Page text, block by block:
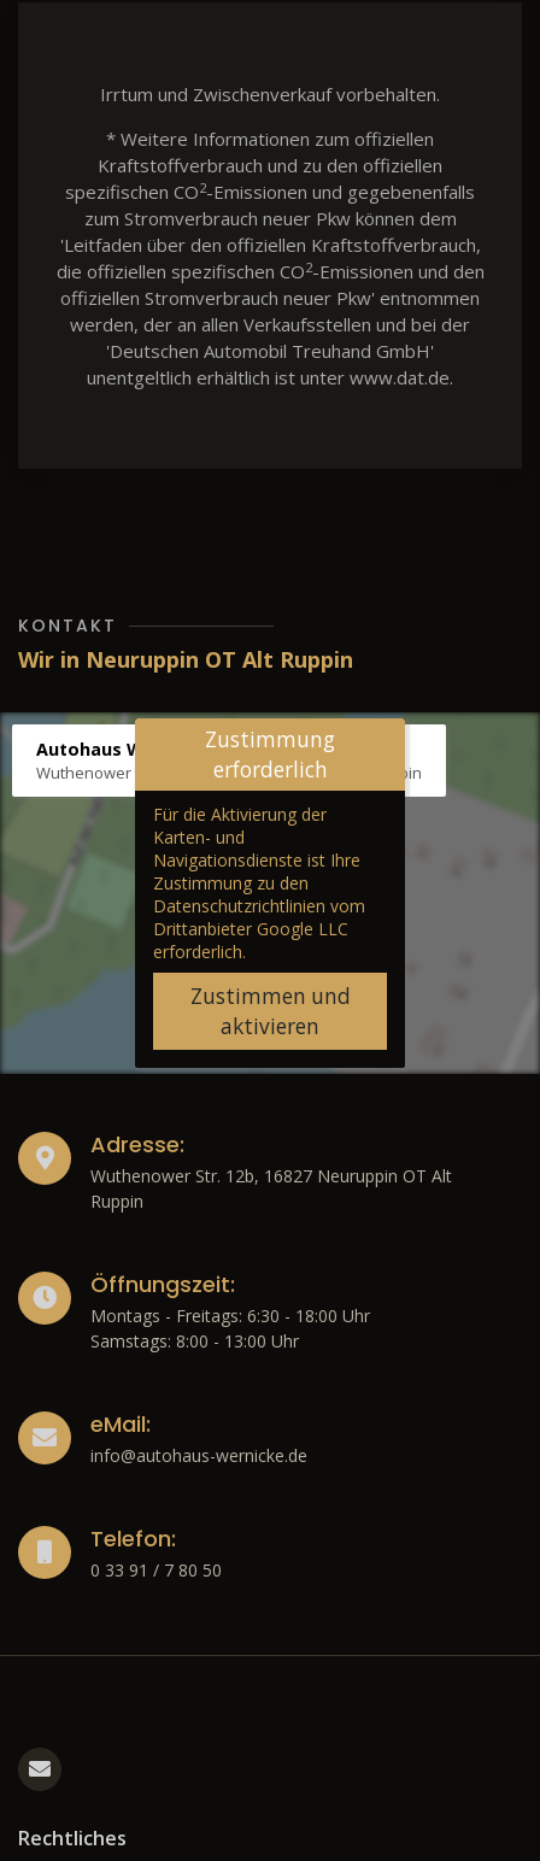
Irrtum und Zwischenverkauf vorbehalten.
* Weitere Informationen zum offiziellen
Kraftstoffverbrauch und zu den offiziellen
spezifischen CO2-Emissionen und gegebenenfalls
zum Stromverbrauch neuer Pkw können dem
'Leitfaden über den offiziellen Kraftstoffverbrauch,
die offiziellen spezifischen CO2-Emissionen und den
offiziellen Stromverbrauch neuer Pkw' entnommen
werden, der an allen Verkaufsstellen und bei der
'Deutschen Automobil Treuhand GmbH'
unentgeltlich erhältlich ist unter www.dat.de.
KONTAKT
Wir in Neuruppin OT Alt Ruppin
Autohaus Wernicke
Wuthenower Str. 12b, 16827 Neuruppin OT Alt Ruppin
Zustimmung
erforderlich
Für die Aktivierung der
Karten- und
Navigationsdienste ist Ihre
Zustimmung zu den
Datenschutzrichtlinien vom
Drittanbieter Google LLC
erforderlich.
Zustimmen und
aktivieren
Adresse:
Wuthenower Str. 12b, 16827 Neuruppin OT Alt
Ruppin
Öffnungszeit:
Montags - Freitags: 6:30 - 18:00 Uhr
Samstags: 8:00 - 13:00 Uhr
eMail:
info@autohaus-wernicke.de
Telefon:
0 33 91 / 7 80 50
Rechtliches